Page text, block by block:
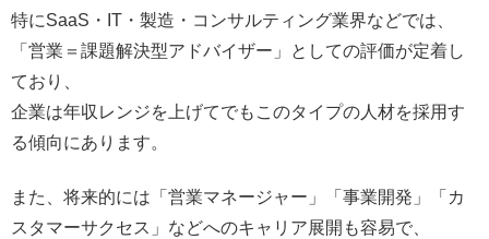
特にSaaS・IT・製造・コンサルティング業界などでは、
「営業＝課題解決型アドバイザー」としての評価が定着し
ており、
企業は年収レンジを上げてでもこのタイプの人材を採用す
る傾向にあります。
また、将来的には「営業マネージャー」「事業開発」「カ
スタマーサクセス」などへのキャリア展開も容易で、